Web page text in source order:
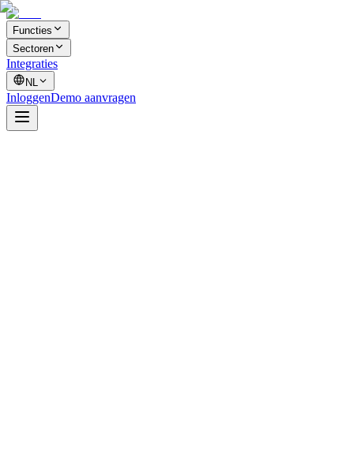
Functies
Sectoren
Integraties
NL
InloggenDemo aanvragen